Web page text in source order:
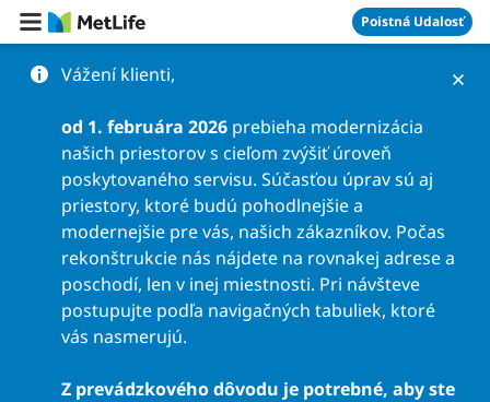
Preskočiť na obsah Poistná Udalosť
Vážení klienti,
od 1. februára 2026 prebieha modernizácia
našich priestorov s cieľom zvýšiť úroveň
poskytovaného servisu. Súčasťou úprav sú aj
priestory, ktoré budú pohodlnejšie a
modernejšie pre vás, našich zákazníkov. Počas
rekonštrukcie nás nájdete na rovnakej adrese a
poschodí, len v inej miestnosti. Pri návšteve
postupujte podľa navigačných tabuliek, ktoré
vás nasmerujú.
Z prevádzkového dôvodu je potrebné, aby ste